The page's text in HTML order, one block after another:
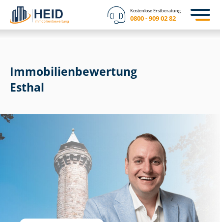
Kostenlose Erstberatung
0800 - 909 02 82
Immobilien­bewertung
Esthal